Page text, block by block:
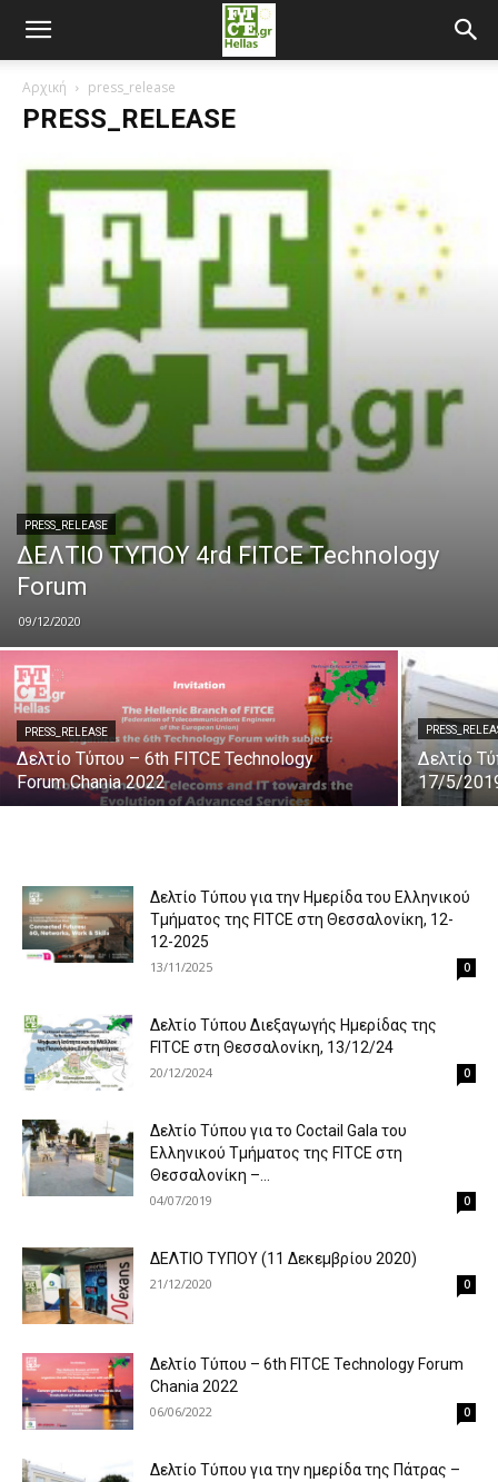
Αρχική press_release
PRESS_RELEASE
PRESS_RELEASE
ΔΕΛΤΙΟ ΤΥΠΟΥ 4rd FITCE Technology
Forum
09/12/2020
PRESS_RELEASE
Δελτίο Τύπου – 6th FITCE Technology
Forum Chania 2022
Δελτίο
17/5/
Δελτίο Τύπου για την Ημερίδα του Ελληνικού
Τμήματος της FITCE στη Θεσσαλονίκη, 12-
12-2025
13/11/2025 0
Δελτίο Τύπου Διεξαγωγής Ημερίδας της
FITCE στη Θεσσαλονίκη, 13/12/24
20/12/2024 0
Δελτίο Τύπου για το Coctail Gala του
Ελληνικού Τμήματος της FITCE στη
Θεσσαλονίκη –...
04/07/2019 0
ΔΕΛΤΙΟ ΤΥΠΟΥ (11 Δεκεμβρίου 2020)
21/12/2020 0
Δελτίο Τύπου – 6th FITCE Technology Forum
Chania 2022
06/06/2022 0
Δελτίο Τύπου για την ημερίδα της Πάτρας –